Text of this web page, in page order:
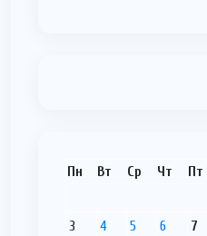
Пн Вт Ср Чт Пт
3
4 5 6 7